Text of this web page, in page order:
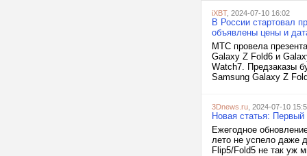
iXBT, 2024-07-10 16:02
В России стартовал
объявлены цены и
МТС провела
Galaxy Z Fold6 и
Watch7. Предзаказы
Samsung Galaxy Z
3Dnews.ru , 2024-07-10
Новая статья:
Ежегодное
лето не успело даже
Flip5/Fold5 не так уж